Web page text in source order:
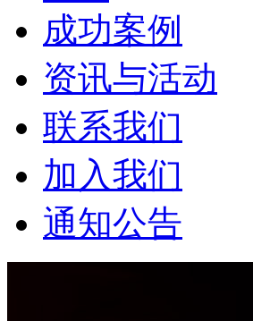
成功案例
资讯与活动
联系我们
加入我们
通知公告